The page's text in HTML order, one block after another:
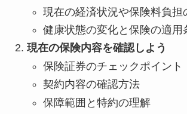
現在の経済状況や保険料負担
健康状態の変化と保険の適用
現在の保険内容を確認しよう
保険証券のチェックポイント
契約内容の確認方法
保障範囲と特約の理解